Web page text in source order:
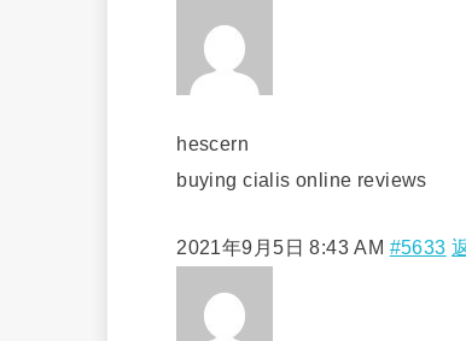
hescern
buying cialis online reviews
2021年9月5日 8:43 AM #5633